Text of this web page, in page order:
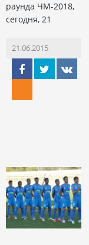
раунда ЧМ-2018,
сегодня, 21
21.06.2015